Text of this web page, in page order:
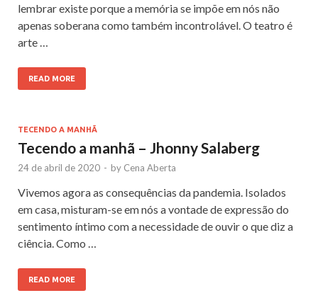
lembrar existe porque a memória se impõe em nós não
apenas soberana como também incontrolável. O teatro é
arte …
READ MORE
TECENDO A MANHÃ
Tecendo a manhã – Jhonny Salaberg
24 de abril de 2020 - by Cena Aberta
Vivemos agora as consequências da pandemia. Isolados
em casa, misturam-se em nós a vontade de expressão do
sentimento íntimo com a necessidade de ouvir o que diz a
ciência. Como …
READ MORE